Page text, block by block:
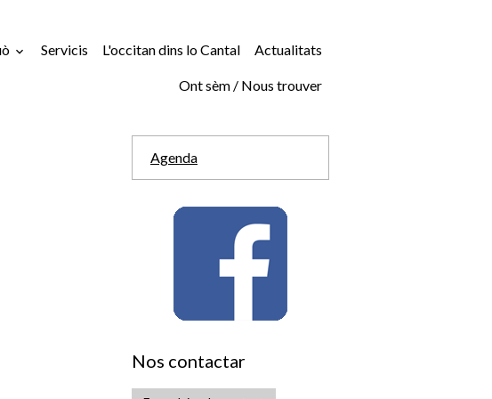
Servicis L'occitan dins lo Cantal Actualitats
Ont sèm / Nous trouver
Agenda
Nos contactar